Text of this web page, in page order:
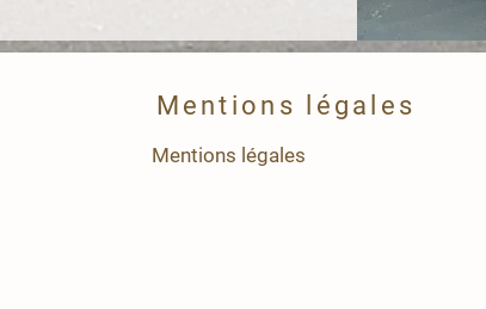
Mentions légales
Mentions légales